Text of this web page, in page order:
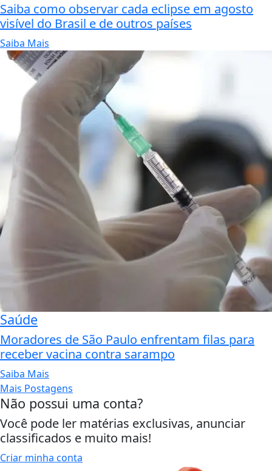
Saiba como observar cada eclipse em agosto
visível do Brasil e de outros países
Saiba Mais
Saúde
Moradores de São Paulo enfrentam filas para
receber vacina contra sarampo
Saiba Mais
Mais Postagens
Não possui uma conta?
Você pode ler matérias exclusivas, anunciar
classificados e muito mais!
Criar minha conta